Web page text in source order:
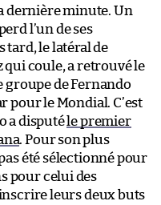
dernière minute. Un
l’un de ses
tard, le latéral de
qui coule, a retrouvé le
groupe de Fernando
pour le Mondial. C’est
a disputéle premier
. Pour son plus
été sélectionné pour
pour celui des
leurs deux buts